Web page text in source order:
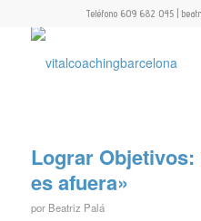
Teléfono 609 682 045 |
Lograr
es afuera»
por Beatriz Palá